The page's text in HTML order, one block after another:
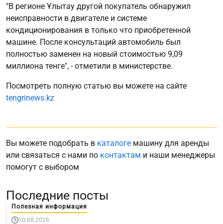
"В регионе Ұлытау другой покупатель обнаружил
неисправности в двигателе и системе
кондиционирования в только что приобретенной
машине. После консультаций автомобиль был
полностью заменен на новый стоимостью 9,09
миллиона тенге", - отметили в министерстве.
Посмотреть полную статью вы можете на сайте
tengrinews.kz
Вы можете подобрать в каталоге машину для аренды
или связаться с нами по контактам и наши менеджеры
помогут с выбором
Последние посты
Полезная информация
10.08.2026